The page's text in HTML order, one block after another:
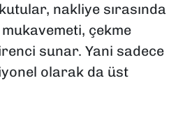
nakliye sırasında
çekme
sunar. Yani sadece
olarak da üst